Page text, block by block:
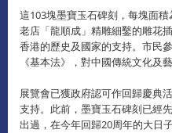
這103塊墨寶玉石碑刻，每塊面
老店「龍順成」精雕細鑿的雕花
香港的歷史及國家的支持。市民
《基本法》，對中國傳統文化及
展覽會已獲政府認可作回歸慶典
支持。此前，墨寶玉石碑刻已經
出過，在今年回歸20周年的大日